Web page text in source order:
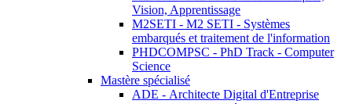
Vision, Apprentissage
M2SETI - M2 SETI - Systèmes
embarqués et traitement de l'information
PHDCOMPSC - PhD Track - Computer
Science
Mastère spécialisé
ADE - Architecte Digital d'Entreprise